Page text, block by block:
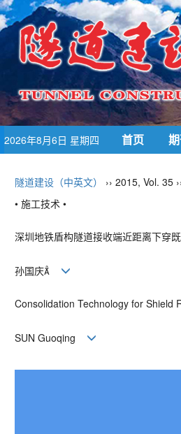
2026年8月6日 星期四 首页
隧道建设（中英文） ›› 2015, Vol. 35
• 施工技术 •
深圳地铁盾构隧道接收端近距离下穿
孙国庆
Consolidation Technology for Shield
SUN Guoqing